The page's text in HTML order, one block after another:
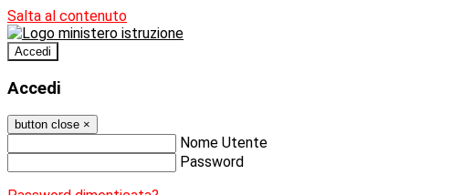
Salta al contenuto
Accedi
Accedi
button close ×
Nome Utente
Password